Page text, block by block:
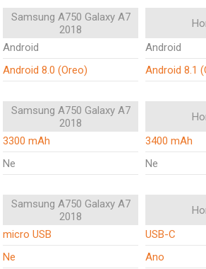
Samsung A750 Galaxy A7
2018
Android Android
Android 8.0 (Oreo) Android 8.1
Samsung A750 Galaxy A7
2018
3300 mAh 3400 mAh
Ne Ne
Samsung A750 Galaxy A7
2018
micro USB USB-C
Ne Ano